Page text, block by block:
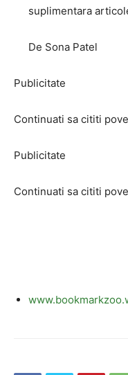
suplimentara
De Sona Patel
Publicitate
Continuati sa cititi
Publicitate
Continuati sa cititi